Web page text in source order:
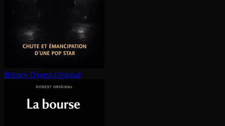
Britney Dygest Original